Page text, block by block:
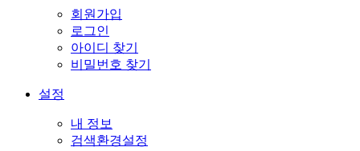
회원가입
로그인
아이디 찾기
비밀번호 찾기
설정
내 정보
검색환경설정